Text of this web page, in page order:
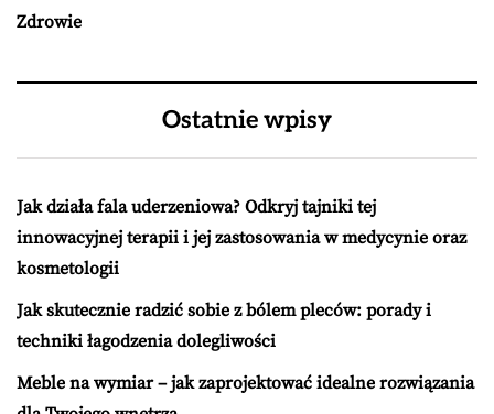
Zdrowie
Ostatnie wpisy
Jak działa fala uderzeniowa? Odkryj tajniki tej
innowacyjnej terapii i jej zastosowania w medycynie oraz
kosmetologii
Jak skutecznie radzić sobie z bólem pleców: porady i
techniki łagodzenia dolegliwości
Meble na wymiar – jak zaprojektować idealne rozwiązania